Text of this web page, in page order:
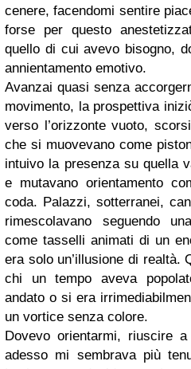
cenere, facendomi sentire
forse per questo
quello di cui avevo bisogno,
annientamento emotivo.
Avanzai quasi senza
movimento, la prospettiva
verso l’orizzonte vuoto,
che si muovevano come
intuivo la presenza su quella
e mutavano orientamento
coda. Palazzi, sotterranei,
rimescolavano seguendo
come tasselli animati di un
era solo un’illusione di realtà.
chi un tempo aveva
andato o si era
un vortice senza colore.
Dovevo orientarmi, riuscire
adesso mi sembrava più